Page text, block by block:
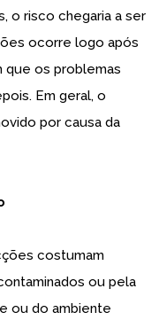
o risco chegaria a ser
ocorre logo após
que os problemas
Em geral, o
por causa da
costumam
ou pela
ou do ambiente